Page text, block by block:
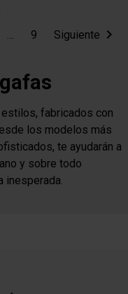
… 9 Siguiente 
fabricados con
los modelos más
te ayudarán a
y sobre todo
inesperada.